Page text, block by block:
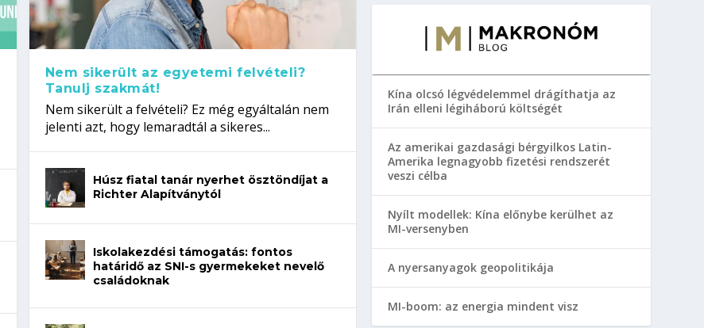
Nem sikerült az egyetemi felvételi?
Tanulj szakmát!
Nem sikerült a felvételi? Ez még egyáltalán nem
jelenti azt, hogy lemaradtál a sikeres...
Húsz fiatal tanár nyerhet ösztöndíjat a
Richter Alapítványtól
Iskolakezdési támogatás: fontos
határidő az SNI-s gyermekeket nevelő
családoknak
Kína olcsó légvédelemmel drágíthatja az
Irán elleni légiháború költségét
Az amerikai gazdasági bérgyilkos Latin-
Amerika legnagyobb fizetési rendszerét
veszi célba
Nyílt modellek: Kína előnybe kerülhet az
MI-versenyben
A nyersanyagok geopolitikája
MI-boom: az energia mindent visz